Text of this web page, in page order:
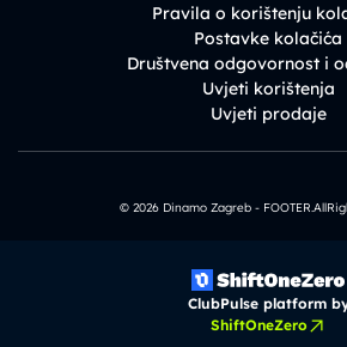
Pravila o korištenju
Postavke kolačića
Društvena odgovornost i
Uvjeti korištenja
Uvjeti prodaje
© 2026 Dinamo Zagreb -
ClubPulse platform
ShiftOneZero